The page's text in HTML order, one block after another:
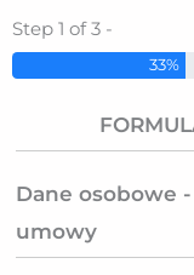
Step 1 of 3 -
33%
Dane osobowe
umowy